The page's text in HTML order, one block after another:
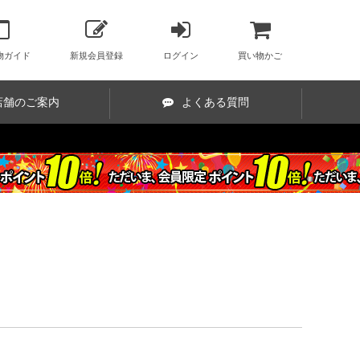
ガイド 新規会員登録 ログイン 買い物かご
舗のご案内 よくある質問